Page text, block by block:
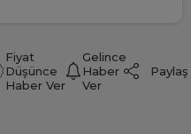
Fiyat
Düşünce
Haber Ver
Gelince
Haber
Ver
Paylaş